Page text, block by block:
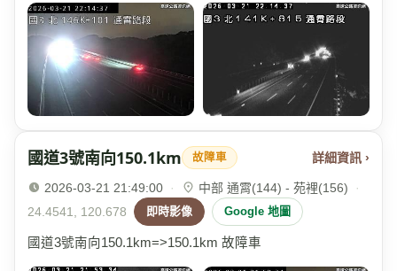
國道3號南向150.1km 故障車 詳細資訊 ›
2026-03-21 21:49:00 · 中部 通霄(144) - 苑裡(156)
·
24.4541, 120.678
即時影像 Google 地圖
國道3號南向150.1km=>150.1km 故障車